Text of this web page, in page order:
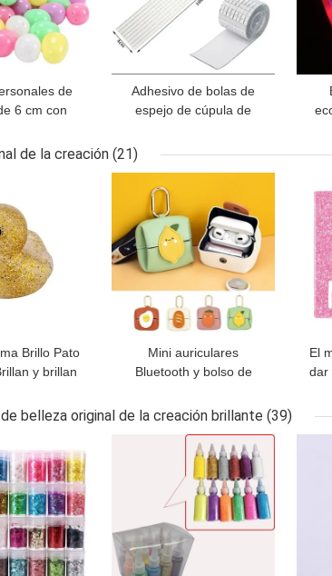
de
6 cm con
Pascua de
Adhesivo de bolas de
espejo de cúpula de
reflectante Adhesivo de
oro plateado rosa oro
Adhesivo de bolas de
espejo para decoración
de bodas
de la creación (21)
Brillo Pato
y brillan
Mini auriculares
Bluetooth y bolso de
labial para mujeres en
pequeño
El
dar
belleza original de la creación brillante (39)
MEJOR PRECIO